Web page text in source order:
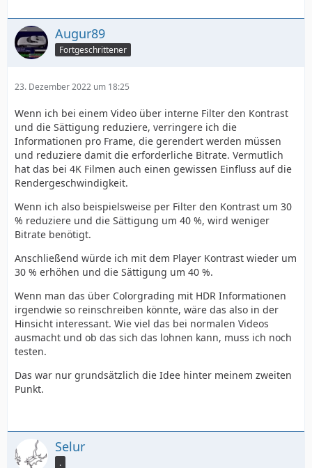
Augur89
Fortgeschrittener
23. Dezember 2022 um 18:25
Wenn ich bei einem Video über interne Filter den Kontrast
und die Sättigung reduziere, verringere ich die
Informationen pro Frame, die gerendert werden müssen
und reduziere damit die erforderliche Bitrate. Vermutlich
hat das bei 4K Filmen auch einen gewissen Einfluss auf die
Rendergeschwindigkeit.
Wenn ich also beispielsweise per Filter den Kontrast um 30
% reduziere und die Sättigung um 40 %, wird weniger
Bitrate benötigt.
Anschließend würde ich mit dem Player Kontrast wieder um
30 % erhöhen und die Sättigung um 40 %.
Wenn man das über Colorgrading mit HDR Informationen
irgendwie so reinschreiben könnte, wäre das also in der
Hinsicht interessant. Wie viel das bei normalen Videos
ausmacht und ob das sich das lohnen kann, muss ich noch
testen.
Das war nur grundsätzlich die Idee hinter meinem zweiten
Punkt.
Selur
.